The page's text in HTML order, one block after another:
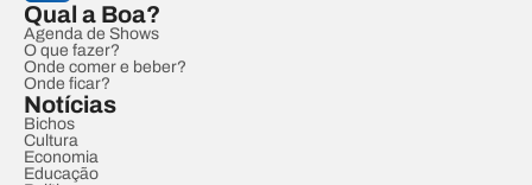
Qual a Boa?
Agenda de Shows
O que fazer?
Onde comer e beber?
Onde ficar?
Notícias
Bichos
Cultura
Economia
Educação